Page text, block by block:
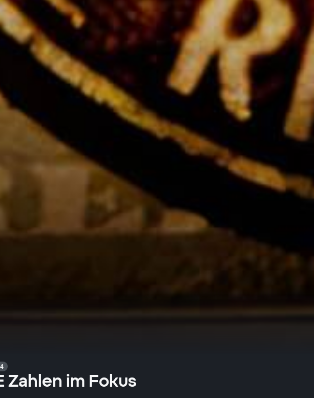
Zahlen im Fokus